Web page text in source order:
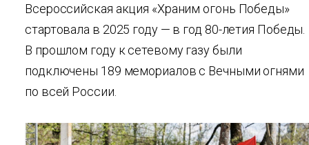
Всероссийская акция «Храним огонь Победы»
стартовала в 2025 году — в год 80-летия Победы.
В прошлом году к сетевому газу были
подключены 189 мемориалов с Вечными огнями
по всей России.